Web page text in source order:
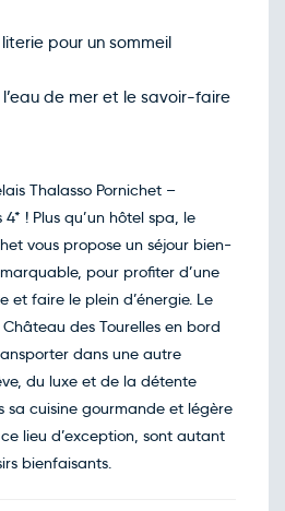
pour un sommeil
de mer et le savoir-faire
Thalasso Pornichet –
! Plus qu’un hôtel spa, le
vous propose un séjour bien-
pour profiter d’une
et faire le plein d’énergie. Le
des Tourelles en bord
dans une autre
du luxe et de la détente
sa cuisine gourmande et légère
lieu d’exception, sont autant
bienfaisants.